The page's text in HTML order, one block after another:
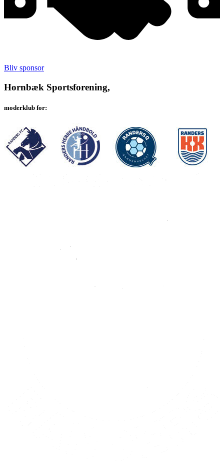
Bliv sponsor
Hornbæk Sportsforening,
moderklub for: